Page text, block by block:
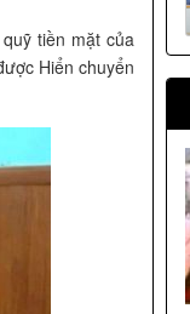
tiền mặt của
Hiển chuyển